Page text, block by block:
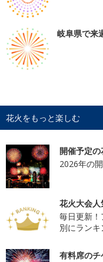
岐阜県で来
花火をもっと楽しむ
開催予定
2026年の
花火大会
毎日更新
別にランキ
有料席の